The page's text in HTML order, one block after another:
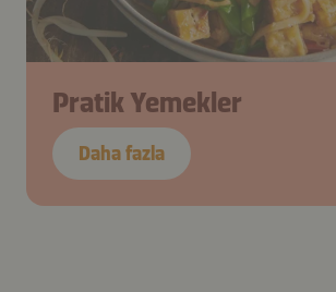
Pratik Yemekler
Daha fazla